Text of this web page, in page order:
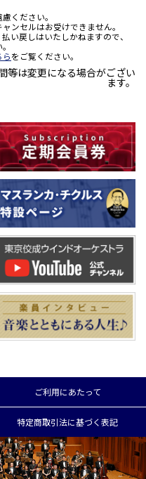
ください。
ンセルはお受けできません。
い戻しはいたしかねますので、
らをご覧ください。
等は変更になる場合がござい
ます。
ご利用にあたって
特定商取引法に基づく表記